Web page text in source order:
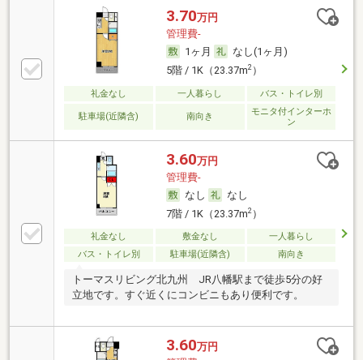
3.70万円
管理費-
1ヶ月
なし(1ヶ月)
5階 / 1K（23.37m2）
礼金なし 一人暮らし バス・トイレ別
駐車場(近隣含) 南向き
モニタ付インターホ
ン
3.60万円
管理費-
なし
なし
7階 / 1K（23.37m2）
礼金なし 敷金なし
一人暮らし
バス・トイレ別
駐車場(近隣含) 南向き
トーマスリビング北九州 JR八幡駅まで徒歩5分の好
立地です。すぐ近くにコンビニもあり便利です。
3.60万円